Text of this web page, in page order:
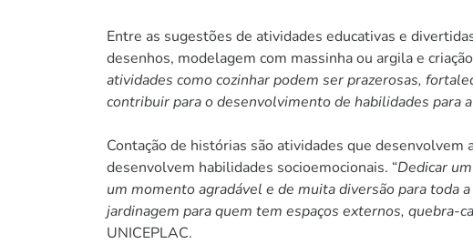
Entre as sugestões de atividades educativas e
desenhos, modelagem com massinha ou argila e
atividades como cozinhar podem ser prazerosas,
contribuir para o desenvolvimento de habilidades para a
Contação de histórias são atividades que
desenvolvem habilidades socioemocionais. “Dedicar
um momento agradável e de muita diversão para toda
jardinagem para quem tem espaços externos, quebra-
UNICEPLAC.